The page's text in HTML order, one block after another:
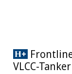
VLCC-Tanker